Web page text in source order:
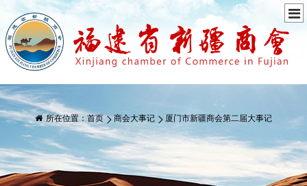
所在位置： 首页 商会大事记 厦门市新疆商会第二届大事记